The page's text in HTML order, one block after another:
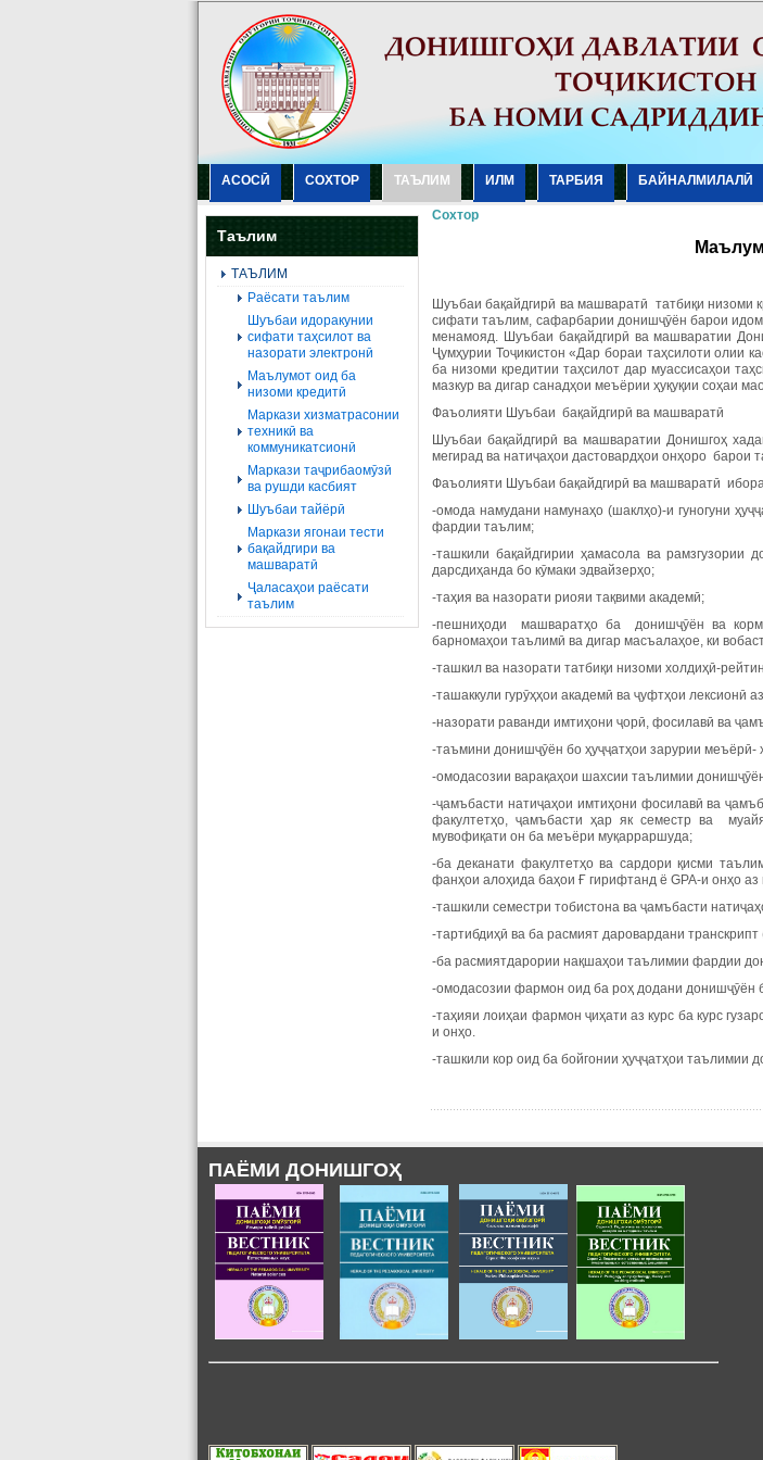
АСОСӢ СОХТОР ТАЪЛИМ ИЛМ ТАРБИЯ БАЙНАЛМИЛАЛӢ
Таълим
ТАЪЛИМ
Раёсати таълим
Шуъбаи идоракунии
сифати таҳсилот ва
назорати электронӣ
Маълумот оид ба
низоми кредитӣ
Маркази хизматрасонии
техникӣ ва
коммуникатсионӣ
Маркази таҷрибаомӯзӣ
ва рушди касбият
Шуъбаи тайёрӣ
Маркази ягонаи тести
бақайдгири ва
машваратӣ
Ҷаласаҳои раёсати
таълим
Сохтор
Шуъбаи бақайдгирӣ ва машваратӣ татбиқи низоми
сифати таълим, сафарбарии донишҷӯён барои
менамояд. Шуъбаи бақайдгирӣ ва машваратии
Ҷумҳурии Тоҷикистон «Дар бораи таҳсилоти олии
ба низоми кредитии таҳсилот дар муассисаҳои
мазкур ва дигар санадҳои меъёрии ҳуқуқии соҳаи
Фаъолияти Шуъбаи бақайдгирӣ ва машваратӣ
Шуъбаи бақайдгирӣ ва машваратии Донишгоҳ
мегирад ва натиҷаҳои дастовардҳои онҳоро барои
Фаъолияти Шуъбаи бақайдгирӣ ва машваратӣ
-омода намудани намунаҳо (шаклҳо)-и гуногуни
фардии таълим;
-ташкили бақайдгирии ҳамасола ва рамзгузории
дарсдиҳанда бо кӯмаки эдвайзерҳо;
-таҳия ва назорати риояи тақвими академӣ;
-пешниҳоди машваратҳо ба донишҷӯён ва
барномаҳои таълимӣ ва дигар масъалаҳое, ки
-ташкил ва назорати татбиқи низоми холдиҳӣ-
-ташаккули гурӯҳҳои академӣ ва ҷуфтҳои лексионӣ
-назорати раванди имтиҳони ҷорӣ, фосилавӣ ва
-таъмини донишҷӯён бо ҳуҷҷатҳои зарурии меъёрӣ-
-омодасозии варақаҳои шахсии таълимии
-ҷамъбасти натиҷаҳои имтиҳони фосилавӣ ва
факултетҳо, ҷамъбасти ҳар як семестр ва
мувофиқати он ба меъёри муқарраршуда;
-ба деканати факултетҳо ва сардори қисми
фанҳои алоҳида баҳои Ғ гирифтанд ё GPA-и онҳо
-ташкили семестри тобистона ва ҷамъбасти
-тартибдиҳӣ ва ба расмият даровардани
-ба расмиятдарории нақшаҳои таълимии фардии
-омодасозии фармон оид ба роҳ додани донишҷӯён
-таҳияи лоиҳаи фармон ҷиҳати аз курс ба курс
и онҳо.
-ташкили кор оид ба бойгонии ҳуҷҷатҳои таълимии
ПАЁМИ ДОНИШГОҲ